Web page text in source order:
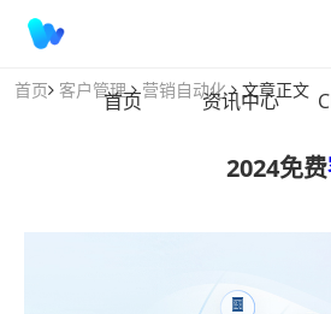
首页 资讯中心
首页 客户管理 营销自动化 文章正文
2024免费